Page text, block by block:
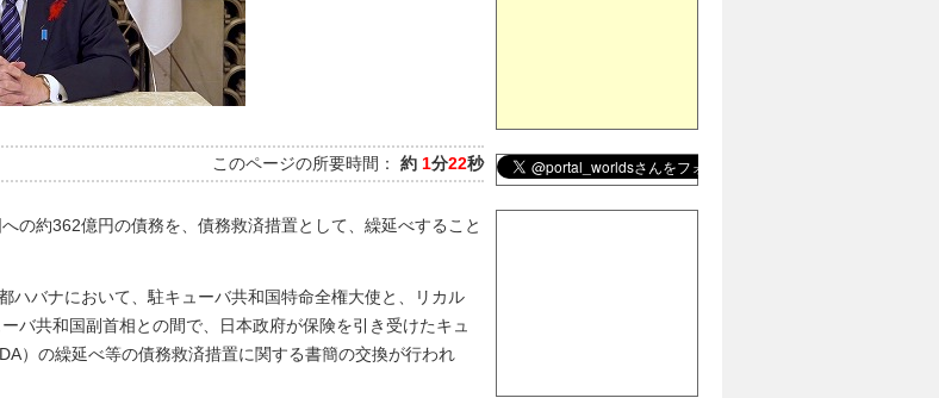
このページの所要時間： 約 1分22秒
の約362億円の債務を、債務救済措置として、繰延べすること
ハバナにおいて、駐キューバ共和国特命全権大使と、リカル
バ共和国副首相との間で、日本政府が保険を引き受けたキュ
）の繰延べ等の債務救済措置に関する書簡の交換が行われ